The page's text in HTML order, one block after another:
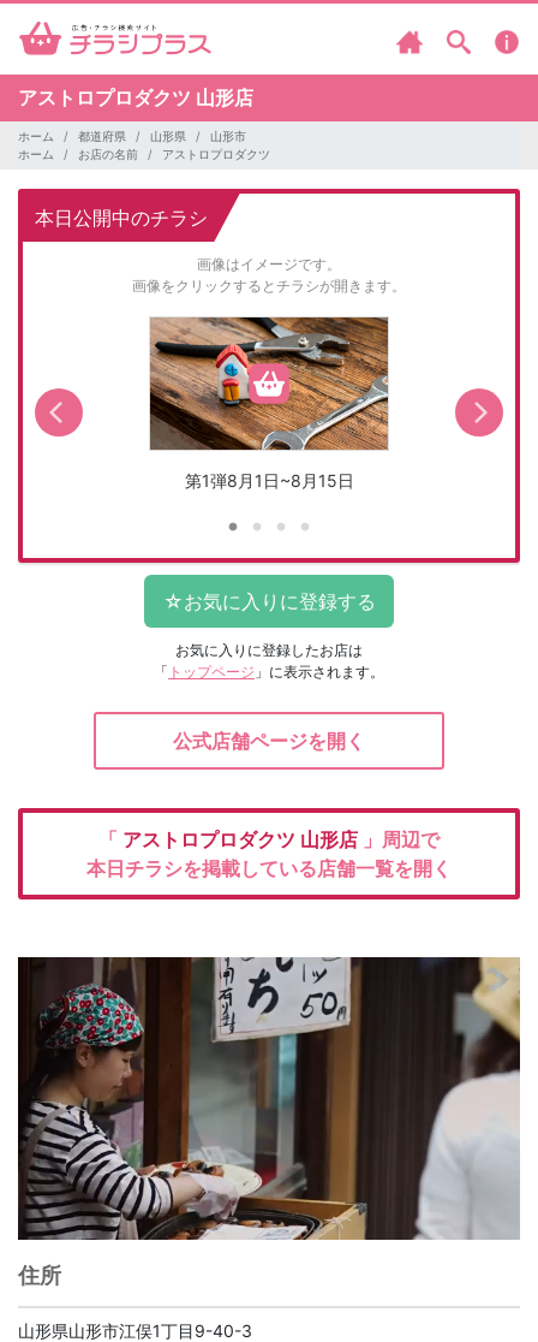
アストロプロダクツ 山形店
ホーム 都道府県 山形県
山形市
ホーム
お店の名前 アストロプロダクツ
本日公開中のチラシ
画像はイメージです。
画像をクリックするとチラシが開きます。
第1弾8月1日~8月15日
お気に入りに登録したお店は
「 トップページ 」に表示されます。
公式店舗ページを開く
「 アストロプロダクツ 山形店 」周辺で
本日チラシを掲載している店舗一覧を開く
住所
山形県山形市江俣1丁目9-40-3